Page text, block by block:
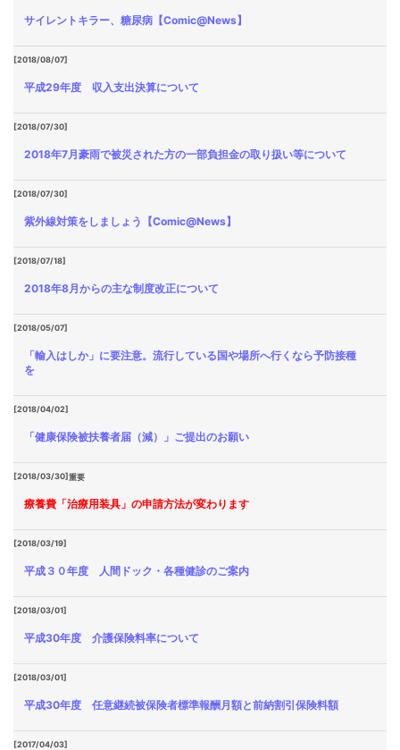
サイレントキラー、糖尿病【Comic@News】
[2018/08/07]
平成29年度 収入支出決算について
[2018/07/30]
2018年7月豪雨で被災された方の一部負担金の取り扱い等について
[2018/07/30]
紫外線対策をしましょう【Comic@News】
[2018/07/18]
2018年8月からの主な制度改正について
[2018/05/07]
「輸入はしか」に要注意。流行している国や場所へ行くなら予防接種
を
[2018/04/02]
「健康保険被扶養者届（減）」ご提出のお願い
[2018/03/30]重要
療養費「治療用装具」の申請方法が変わります
[2018/03/19]
平成３０年度 人間ドック・各種健診のご案内
[2018/03/01]
平成30年度 介護保険料率について
[2018/03/01]
平成30年度 任意継続被保険者標準報酬月額と前納割引保険料額
[2017/04/03]